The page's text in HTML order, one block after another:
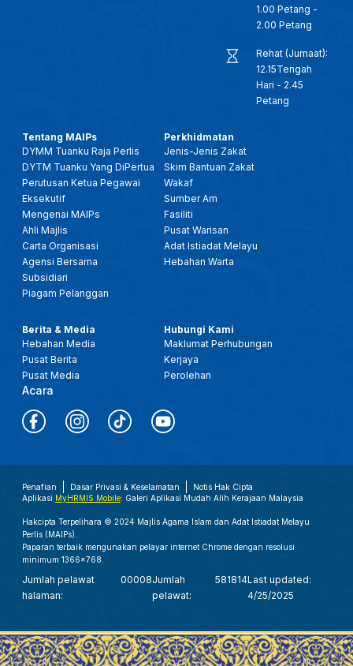
1.00 Petang -
2.00 Petang
Rehat (Jumaat):
12.15Tengah
Hari - 2.45
Petang
Tentang MAIPs
DYMM Tuanku Raja Perlis
DYTM Tuanku Yang DiPertua
Perutusan Ketua Pegawai
Eksekutif
Mengenai MAIPs
Ahli Majlis
Carta Organisasi
Agensi Bersama
Subsidiari
Piagam Pelanggan
Perkhidmatan
Jenis-Jenis Zakat
Skim Bantuan Zakat
Wakaf
Sumber Am
Fasiliti
Pusat Warisan
Adat Istiadat Melayu
Hebahan Warta
Berita & Media
Hebahan Media
Pusat Berita
Pusat Media
Acara
Hubungi Kami
Maklumat Perhubungan
Kerjaya
Perolehan
Penafian Dasar Privasi & Keselamatan
Notis Hak Cipta
Aplikasi MyHRMIS Mobile: Galeri Aplikasi Mudah Alih Kerajaan Malaysia
Hakcipta Terpelihara © 2024 Majlis Agama Islam dan Adat Istiadat Melayu
Perlis (MAIPs).
Paparan terbaik mengunakan pelayar internet Chrome dengan resolusi
minimum 1366x768.
Jumlah pelawat
halaman:
00008Jumlah
pelawat:
581814Last updated:
4/25/2025